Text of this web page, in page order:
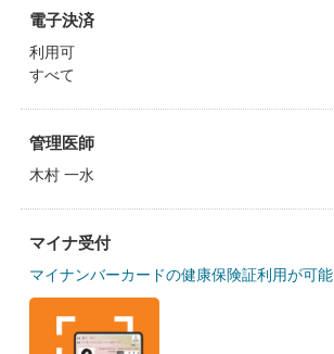
電子決済
利用可
すべて
管理医師
木村 一水
マイナ受付
マイナンバーカードの健康保険証利用が可能